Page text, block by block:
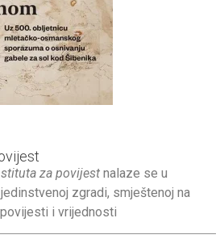
za povijest nalaze se u
zgradi, smještenoj na
i vrijednosti